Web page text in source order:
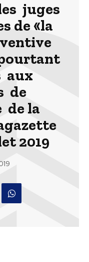
juges
de «la
aux
de
de la
2019